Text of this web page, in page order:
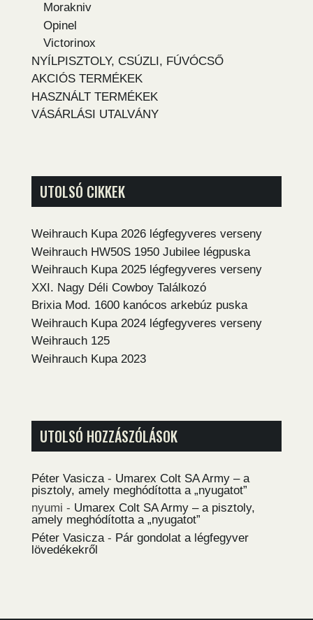
Morakniv
Opinel
Victorinox
NYÍLPISZTOLY, CSÚZLI, FÚVÓCSŐ
AKCIÓS TERMÉKEK
HASZNÁLT TERMÉKEK
VÁSÁRLÁSI UTALVÁNY
UTOLSÓ CIKKEK
Weihrauch Kupa 2026 légfegyveres verseny
Weihrauch HW50S 1950 Jubilee légpuska
Weihrauch Kupa 2025 légfegyveres verseny
XXI. Nagy Déli Cowboy Találkozó
Brixia Mod. 1600 kanócos arkebúz puska
Weihrauch Kupa 2024 légfegyveres verseny
Weihrauch 125
Weihrauch Kupa 2023
UTOLSÓ HOZZÁSZÓLÁSOK
Péter Vasicza - Umarex Colt SA Army – a
pisztoly, amely meghódította a „nyugatot”
nyumi - Umarex Colt SA Army – a pisztoly,
amely meghódította a „nyugatot”
Péter Vasicza - Pár gondolat a légfegyver
lövedékekről